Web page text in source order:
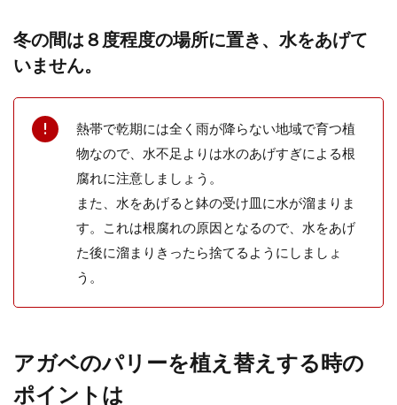
ピックアップして特徴を紹介
す。 似ているようでも色や形は様々で、どれ
も見ていて癒やさ...
多肉植物のセダムで花が咲く種類の
紹介。丈夫なので屋外でも元気
とに驚きます...
冬の間は８度程度の場所に置き、水をあげて
いません。
熱帯で乾期には全く雨が降らない地域で育つ植
物なので、水不足よりは水のあげすぎによる根
腐れに注意しましょう。
また、水をあげると鉢の受け皿に水が溜まりま
す。これは根腐れの原因となるので、水をあげ
た後に溜まりきったら捨てるようにしましょ
う。
アガベのパリーを植え替えする時の
ポイントは